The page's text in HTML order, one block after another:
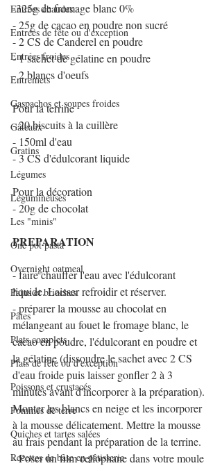
Entrées chaudes
Entrées de fête ou d'exception
Entrées froides
Entremets
Gaspachos et soupes froides
Gâteaux
Gratins
Légumes
Légumineuses
Les "minis"
One pot pasta
Overnight oatmeal
Pains et brioches
Pâtes
Plats complets
Plats de fête ou d'exception
Poissons et crustacés
Pommes de terre
Quiches et tartes salées
Recettes de base en pâtisserie
-325g de fromage blanc 0%
- 25g de cacao en poudre non sucré
- 2 CS de Canderel en poudre
- 1 sachet de gélatine en poudre
- 2 blancs d'oeufs
Pour la terrine
- 20 biscuits à la cuillère
- 150ml d'eau
- 3 CS d'édulcorant liquide
Pour la décoration
- 20g de chocolat
PREPARATION
- faire chauffer l'eau avec l'édulcorant
liquide. Laisser refroidir et réserver.
- préparer la mousse au chocolat en
mélangeant au fouet le fromage blanc, le
cacao en poudre, l'édulcorant en poudre et
la gélatine (dissoudre le sachet avec 2 CS
d'eau froide puis laisser gonfler 2 à 3
minutes avant d'incorporer à la préparation).
Monter les blancs en neige et les incorporer
à la mousse délicatement. Mettre la mousse
au frais pendant la préparation de la terrine.
- Poser un film cellophane dans votre moule